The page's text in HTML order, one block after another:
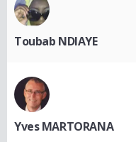
Toubab NDIAYE
Yves MARTORANA